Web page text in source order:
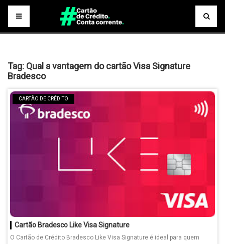
Tag: Qual a vantagem do cartão Visa Signature
Bradesco
CARTÃO DE CRÉDITO
Cartão Bradesco Like Visa Signature
O Cartão de Crédito Bradesco Like Visa Signature é ideal para quem